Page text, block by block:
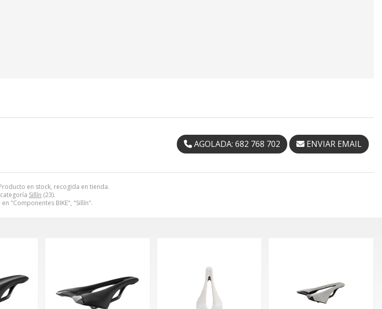
en stock, recogida en tienda.
Sillín (23).
en "Componentes BIKE", "Sillín".
AGOLADA: 682 768 702 ENVIAR EMAIL